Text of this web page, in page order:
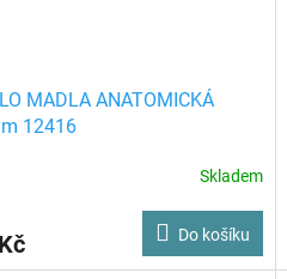
MADLA ANATOMICKÁ
12416
Skladem
Do košíku